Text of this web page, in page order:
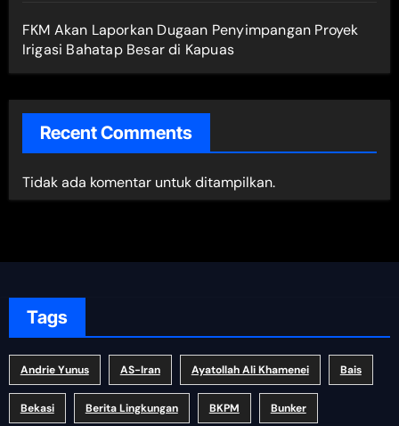
FKM Akan Laporkan Dugaan Penyimpangan Proyek
Irigasi Bahatap Besar di Kapuas
Recent Comments
Tidak ada komentar untuk ditampilkan.
Tags
Andrie Yunus AS-Iran Ayatollah Ali Khamenei Bais
Bekasi Berita Lingkungan BKPM Bunker